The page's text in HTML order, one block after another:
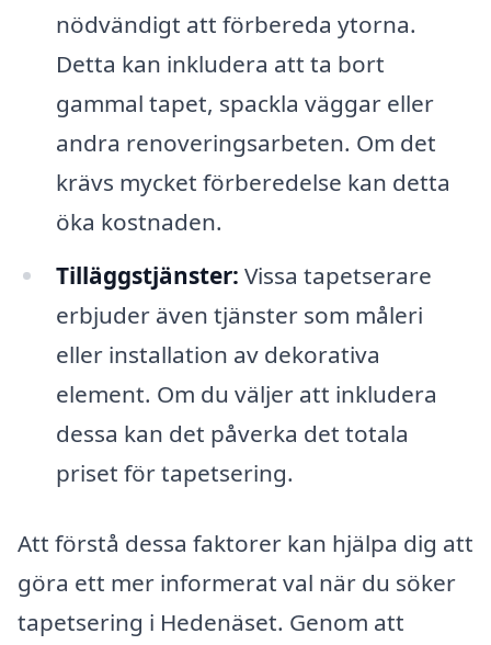
nödvändigt att förbereda ytorna.
Detta kan inkludera att ta bort
gammal tapet, spackla väggar eller
andra renoveringsarbeten. Om det
krävs mycket förberedelse kan detta
öka kostnaden.
Tilläggstjänster: Vissa tapetserare
erbjuder även tjänster som måleri
eller installation av dekorativa
element. Om du väljer att inkludera
dessa kan det påverka det totala
priset för tapetsering.
Att förstå dessa faktorer kan hjälpa dig att
göra ett mer informerat val när du söker
tapetsering i Hedenäset. Genom att